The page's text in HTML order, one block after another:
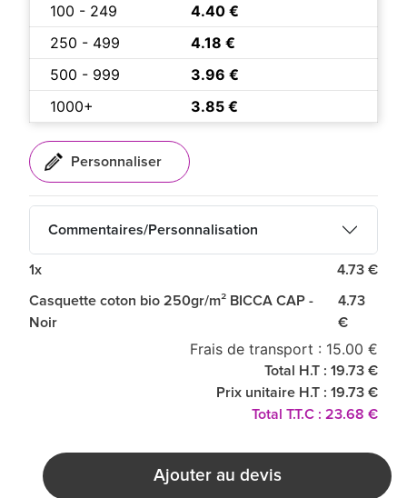
100 - 249
4.40 €
250 - 499
4.18 €
500 - 999
3.96 €
1000+
3.85 €
Commentaires/Personnalisation
1x 4.73 €
Casquette coton bio 250gr/m² BICCA CAP -
Noir
4.73
€
Frais de transport : 15.00 €
Total H.T : 19.73 €
Prix unitaire H.T : 19.73 €
Total T.T.C : 23.68 €
Ajouter au devis